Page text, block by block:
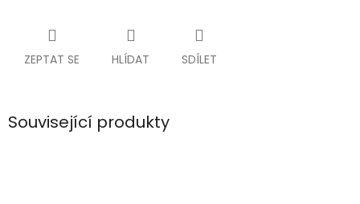
ZEPTAT SE HLÍDAT SDÍLET
Související produkty